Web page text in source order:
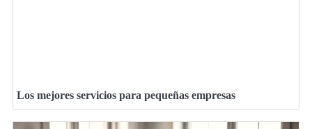
Los mejores servicios para pequeñas empresas